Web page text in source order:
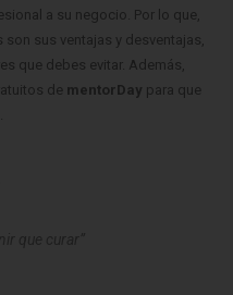
a su negocio. Por lo que,
son sus ventajas y desventajas,
que debes evitar. Además,
de mentorDay para que